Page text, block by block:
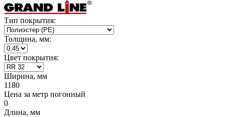
Тип покрытия:
Толщина, мм:
Цвет покрытия:
Ширина, мм
1180
Цена за метр погонный
0
Длина, мм